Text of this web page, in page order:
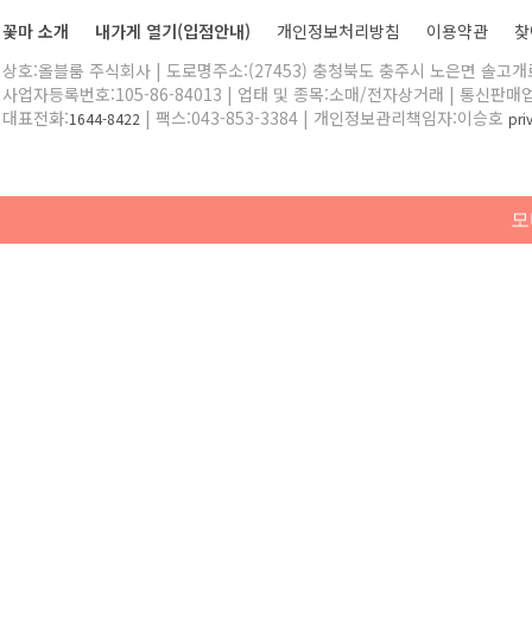
꽃마 소개 내가게 열기(입점안내) 개인정보처리방침 이용약관
상호:올블룸 주식회사 | 도로명주소:(27453) 충청북도 충주시 노은면 솔고
사업자등록번호:105-86-84013 | 업태 및 종목:소매/전자상거래 | 통신판매
대표전화:1644-8422 | 팩스:043-853-3384 | 개인정보관리책임자:이승호